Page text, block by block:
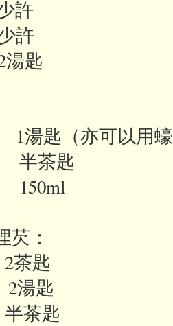
許
許
湯匙
1湯匙（亦可以用
半茶匙
芡：
2茶匙
2湯匙
半茶匙